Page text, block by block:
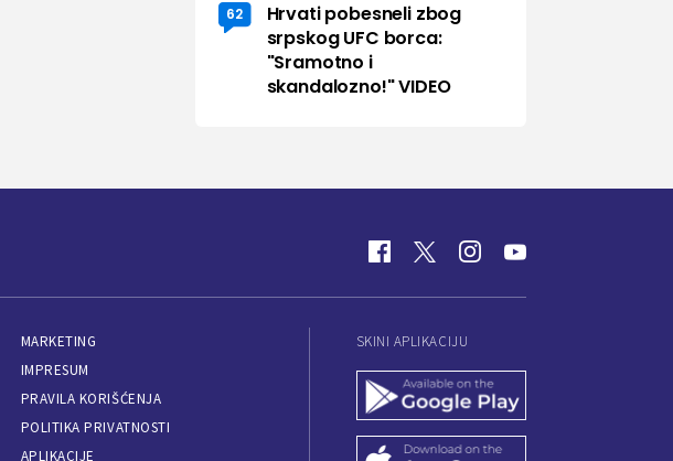
62
Hrvati pobesneli zbog
srpskog UFC borca:
"Sramotno i
skandalozno!" VIDEO
MARKETING
IMPRESUM
PRAVILA KORIŠĆENJA
POLITIKA PRIVATNOSTI
APLIKACIJE
SKINI APLIKACIJU